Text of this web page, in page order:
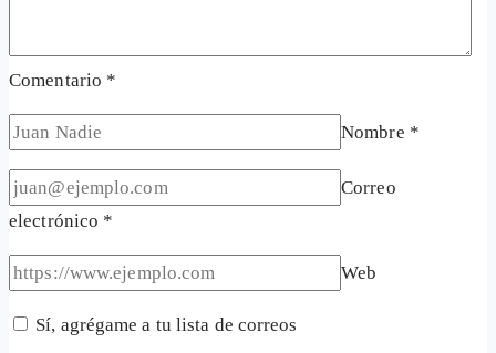
Comentario *
Nombre *
Correo
electrónico *
Web
Sí, agrégame a tu lista de correos